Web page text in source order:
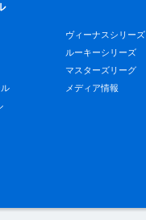
ヴィーナスシリーズ
ルーキーシリーズ
マスターズリーグ
メディア情報